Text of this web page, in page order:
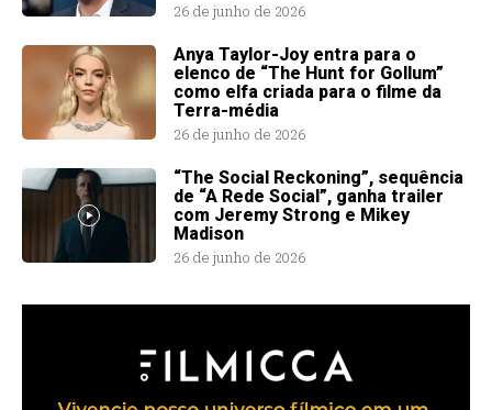
26 de junho de 2026
Anya Taylor-Joy entra para o
elenco de “The Hunt for Gollum”
como elfa criada para o filme da
Terra-média
26 de junho de 2026
“The Social Reckoning”, sequência
de “A Rede Social”, ganha trailer
com Jeremy Strong e Mikey
Madison
26 de junho de 2026